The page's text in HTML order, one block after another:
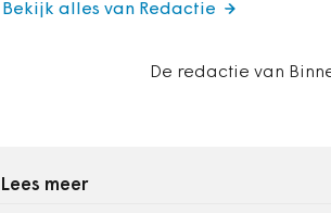
De redactie van
Bekijk alles van Redactie
Lees meer